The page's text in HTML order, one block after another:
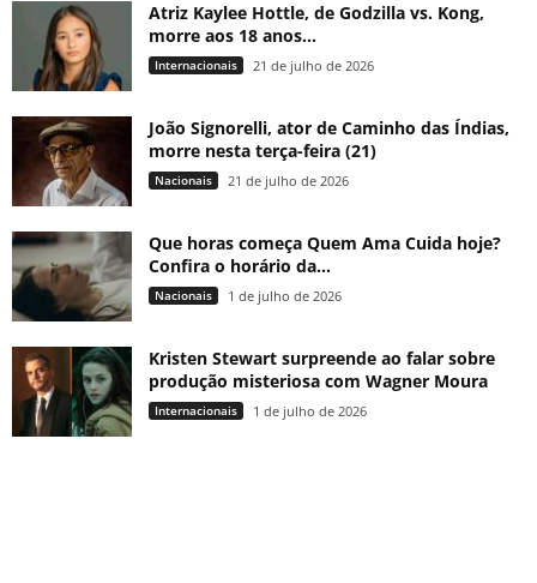
Atriz Kaylee Hottle, de Godzilla vs. Kong,
morre aos 18 anos...
Internacionais 21 de julho de 2026
João Signorelli, ator de Caminho das Índias,
morre nesta terça-feira (21)
Nacionais 21 de julho de 2026
Que horas começa Quem Ama Cuida hoje?
Confira o horário da...
Nacionais 1 de julho de 2026
Kristen Stewart surpreende ao falar sobre
produção misteriosa com Wagner Moura
Internacionais 1 de julho de 2026